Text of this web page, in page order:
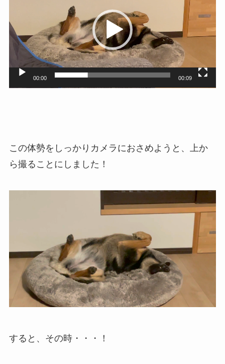
レ
00:00 00:09
この体勢をしっかりカメラにおさめようと、上か
ら撮ることにしました！
すると、その時・・・！